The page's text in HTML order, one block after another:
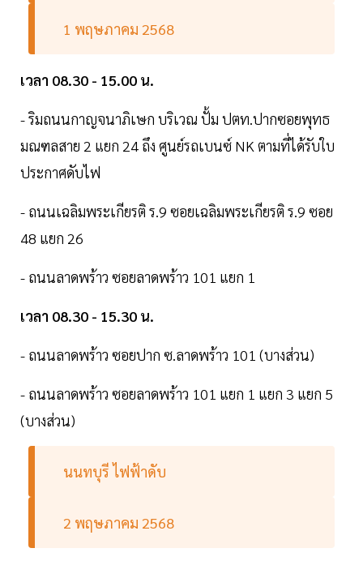
1 พฤษภาคม 2568
เวลา 08.30 - 15.00 น.
- ริมถนนกาญจนาภิเษก บริเวณ ปั้ม ปตท.ปากซอยพุทธ
มณฑลสาย 2 แยก 24 ถึง ศูนย์รถเบนซ์ NK ตามที่ได้รับใบ
ประกาศดับไฟ
- ถนนเฉลิมพระเกียรติ ร.9 ซอยเฉลิมพระเกียรติ ร.9 ซอย
48 แยก 26
- ถนนลาดพร้าว ซอยลาดพร้าว 101 แยก 1
เวลา 08.30 - 15.30 น.
- ถนนลาดพร้าว ซอยปาก ซ.ลาดพร้าว 101 (บางส่วน)
- ถนนลาดพร้าว ซอยลาดพร้าว 101 แยก 1 แยก 3 แยก 5
(บางส่วน)
นนทบุรี ไฟฟ้าดับ
2 พฤษภาคม 2568